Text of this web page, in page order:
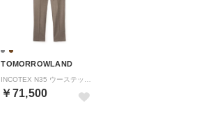
TOMORROWLAND
￥71,500